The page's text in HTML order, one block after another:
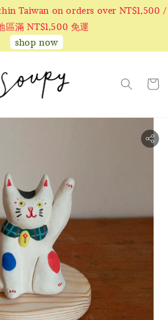
Taiwan on orders over NT$1,500 /
區滿 NT$1,500 免運
shop now